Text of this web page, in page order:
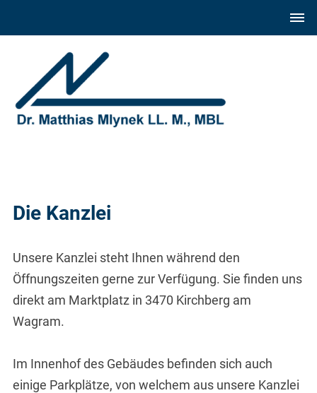
Die Kanzlei
Unsere Kanzlei steht Ihnen während den
Öffnungszeiten gerne zur Verfügung. Sie finden uns
direkt am Marktplatz in 3470 Kirchberg am
Wagram.
Im Innenhof des Gebäudes befinden sich auch
einige Parkplätze, von welchem aus unsere Kanzlei